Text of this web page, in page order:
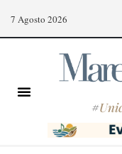
7 Agosto 2026
#